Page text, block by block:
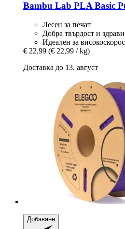
Bambu Lab PLA Basic
Лесен за печат
Добра твърдост и
Идеален за
€ 22,99 (€ 22,99 / kg)
Доставка до 13. август
Добавяне